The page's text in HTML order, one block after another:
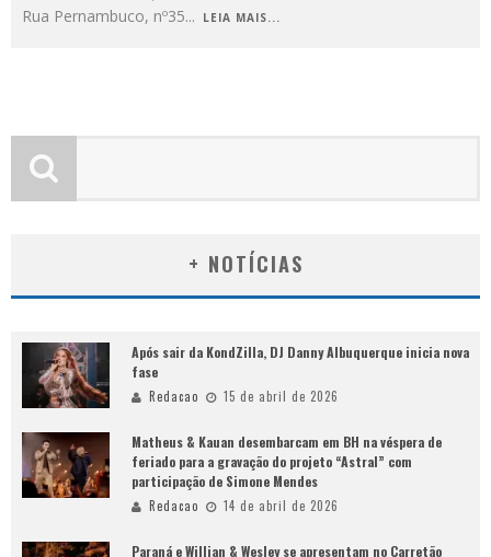
Rua Pernambuco, nº35... LEIA MAIS...
+ NOTÍCIAS
Após sair da KondZilla, DJ Danny Albuquerque inicia nova
fase
Redacao 15 de abril de 2026
Matheus & Kauan desembarcam em BH na véspera de
feriado para a gravação do projeto “Astral” com
participação de Simone Mendes
Redacao 14 de abril de 2026
Paraná e Willian & Wesley se apresentam no Carretão